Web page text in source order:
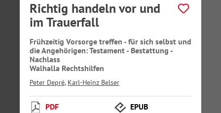
Richtig handeln vor und
im Trauerfall
Frühzeitig Vorsorge treffen - für sich selbst und
die Angehörigen: Testament - Bestattung -
Nachlass
Walhalla Rechtshilfen
Peter Depré, Karl-Heinz Belser
PDF EPUB